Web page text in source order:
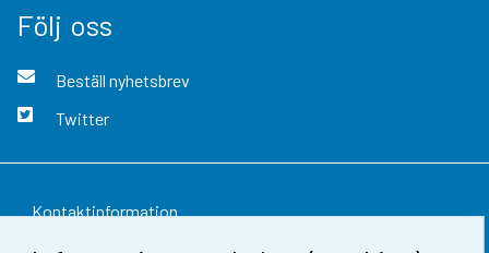
Följ oss
Beställ nyhetsbrev
Twitter
Kontaktinformation